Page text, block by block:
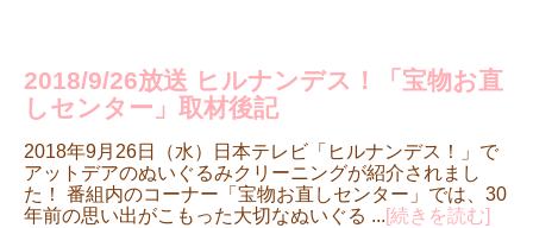
2018/9/26放送 ヒルナンデス！「宝物お直
しセンター」取材後記
2018年9月26日（水）日本テレビ「ヒルナンデス！」で
アットデアのぬいぐるみクリーニングが紹介されまし
た！ 番組内のコーナー「宝物お直しセンター」では、30
年前の思い出がこもった大切なぬいぐる ...[続きを読む]